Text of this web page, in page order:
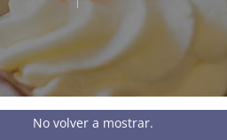
No volver a mostrar.